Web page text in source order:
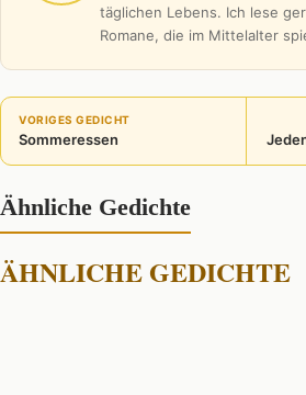
täglichen Lebens. Ich lese
Romane, die im Mittelalter
VORIGES GEDICHT
Sommeressen
Ähnliche Gedichte
ÄHNLICHE GEDICHTE